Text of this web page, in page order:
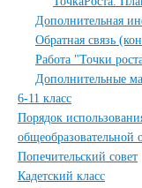
Дополнительная
Обратная связь
Работа "Точки
Дополнительные
6-11 класс
Порядок
общеобразовательной
Попечительский совет
Кадетский класс